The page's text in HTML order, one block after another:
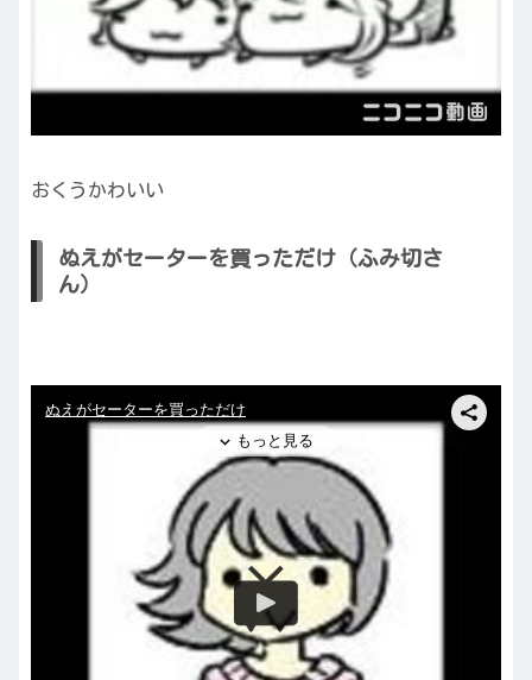
おくうかわいい
ぬえがセーターを買っただけ（ふみ切さ
ん）